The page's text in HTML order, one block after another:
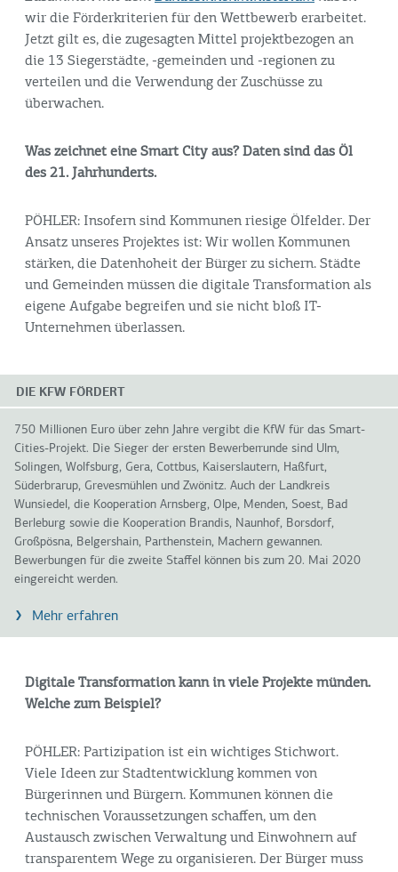
wir die Förderkriterien für den Wettbewerb erarbeitet.
Jetzt gilt es, die zugesagten Mittel projektbezogen an
die 13 Siegerstädte, -gemeinden und -regionen zu
verteilen und die Verwendung der Zuschüsse zu
überwachen.
Was zeichnet eine Smart City aus? Daten sind das Öl
des 21. Jahrhunderts.
PÖHLER: Insofern sind Kommunen riesige Ölfelder. Der
Ansatz unseres Projektes ist: Wir wollen Kommunen
stärken, die Datenhoheit der Bürger zu sichern. Städte
und Gemeinden müssen die digitale Transformation als
eigene Aufgabe begreifen und sie nicht bloß IT-
Unternehmen überlassen.
DIE KFW FÖRDERT
750 Millionen Euro über zehn Jahre vergibt die KfW für das Smart-
Cities-Projekt. Die Sieger der ersten Bewerberrunde sind Ulm,
Solingen, Wolfsburg, Gera, Cottbus, Kaiserslautern, Haßfurt,
Süderbrarup, Grevesmühlen und Zwönitz. Auch der Landkreis
Wunsiedel, die Kooperation Arnsberg, Olpe, Menden, Soest, Bad
Berleburg sowie die Kooperation Brandis, Naunhof, Borsdorf,
Großpösna, Belgershain, Parthenstein, Machern gewannen.
Bewerbungen für die zweite Staffel können bis zum 20. Mai 2020
eingereicht werden.
Mehr erfahren
Digitale Transformation kann in viele Projekte münden.
Welche zum Beispiel?
PÖHLER: Partizipation ist ein wichtiges Stichwort.
Viele Ideen zur Stadtentwicklung kommen von
Bürgerinnen und Bürgern. Kommunen können die
technischen Voraussetzungen schaffen, um den
Austausch zwischen Verwaltung und Einwohnern auf
transparentem Wege zu organisieren. Der Bürger muss